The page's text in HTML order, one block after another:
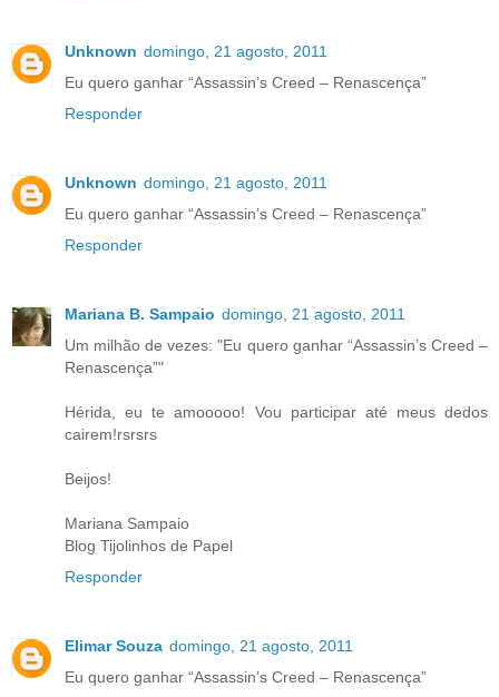
Unknown domingo, 21 agosto, 2011
Eu quero ganhar “Assassin’s Creed – Renascença”
Responder
Unknown domingo, 21 agosto, 2011
Eu quero ganhar “Assassin’s Creed – Renascença”
Responder
Mariana B. Sampaio domingo, 21 agosto, 2011
Um milhão de vezes: "Eu quero ganhar “Assassin’s Creed –
Renascença”"
Hérida, eu te amooooo! Vou participar até meus dedos
cairem!rsrsrs
Beijos!
Mariana Sampaio
Blog Tijolinhos de Papel
Responder
Elimar Souza domingo, 21 agosto, 2011
Eu quero ganhar “Assassin’s Creed – Renascença”